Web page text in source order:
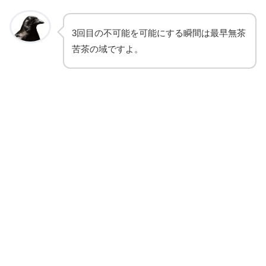
3回目の不可能を可能にする瞬間は最早無茶
苦茶の域ですよ。